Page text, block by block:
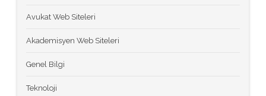
Avukat Web Siteleri
Akademisyen Web Siteleri
Genel Bilgi
Teknoloji